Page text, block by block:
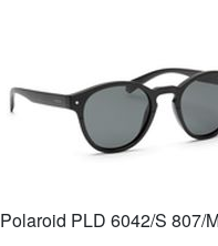
Polaroid PLD 6042/S 807/